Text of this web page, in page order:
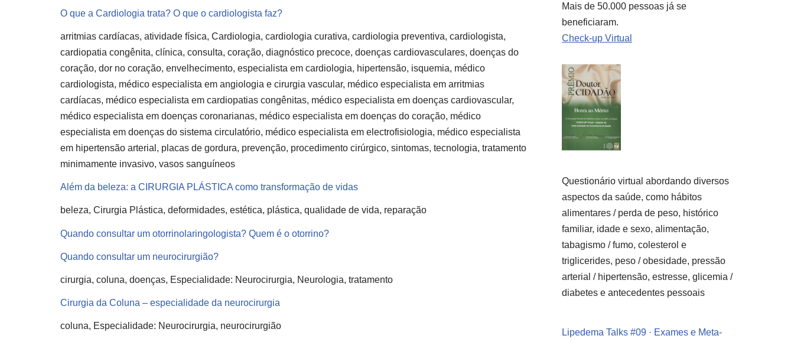
O que a Cardiologia trata? O que o cardiologista faz?
arritmias cardíacas, atividade física, Cardiologia, cardiologia curativa, cardiologia preventiva, cardiologista,
cardiopatia congênita, clínica, consulta, coração, diagnóstico precoce, doenças cardiovasculares, doenças do
coração, dor no coração, envelhecimento, especialista em cardiologia, hipertensão, isquemia, médico
cardiologista, médico especialista em angiologia e cirurgia vascular, médico especialista em arritmias
cardíacas, médico especialista em cardiopatias congênitas, médico especialista em doenças cardiovascular,
médico especialista em doenças coronarianas, médico especialista em doenças do coração, médico
especialista em doenças do sistema circulatório, médico especialista em electrofisiologia, médico especialista
em hipertensão arterial, placas de gordura, prevenção, procedimento cirúrgico, sintomas, tecnologia, tratamento
minimamente invasivo, vasos sanguíneos
Além da beleza: a CIRURGIA PLÁSTICA como transformação de vidas
beleza, Cirurgia Plástica, deformidades, estética, plástica, qualidade de vida, reparação
Quando consultar um otorrinolaringologista? Quem é o otorrino?
Quando consultar um neurocirurgião?
cirurgia, coluna, doenças, Especialidade: Neurocirurgia, Neurologia, tratamento
Cirurgia da Coluna – especialidade da neurocirurgia
coluna, Especialidade: Neurocirurgia, neurocirurgião
Mais de 50.000 pessoas já se
beneficiaram.
Check-up Virtual
Questionário virtual abordando diversos
aspectos da saúde, como hábitos
alimentares / perda de peso, histórico
familiar, idade e sexo, alimentação,
tabagismo / fumo, colesterol e
triglicerides, peso / obesidade, pressão
arterial / hipertensão, estresse, glicemia /
diabetes e antecedentes pessoais
Lipedema Talks #09 · Exames e Meta-